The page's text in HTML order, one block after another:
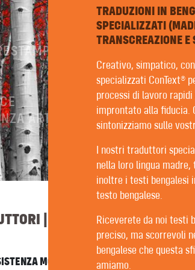
ARTIFICIALE
| REDATTORI | REVISORI
MOLTO PERSONALE. PER FORTUNA
TRADUZIONI IN
SPECIALIZZATI
TRANSCREAZIONE E
Creativo, simpatico,
specializzati ConText®
processi di lavoro
improntato alla fiducia.
sintonizziamo sulle
I nostri traduttori
nella loro lingua
inoltre i testi bengalesi
testo bengalese.
Riceverete da noi testi
preciso, ma scorrevoli
bengalese che questa
amiamo.